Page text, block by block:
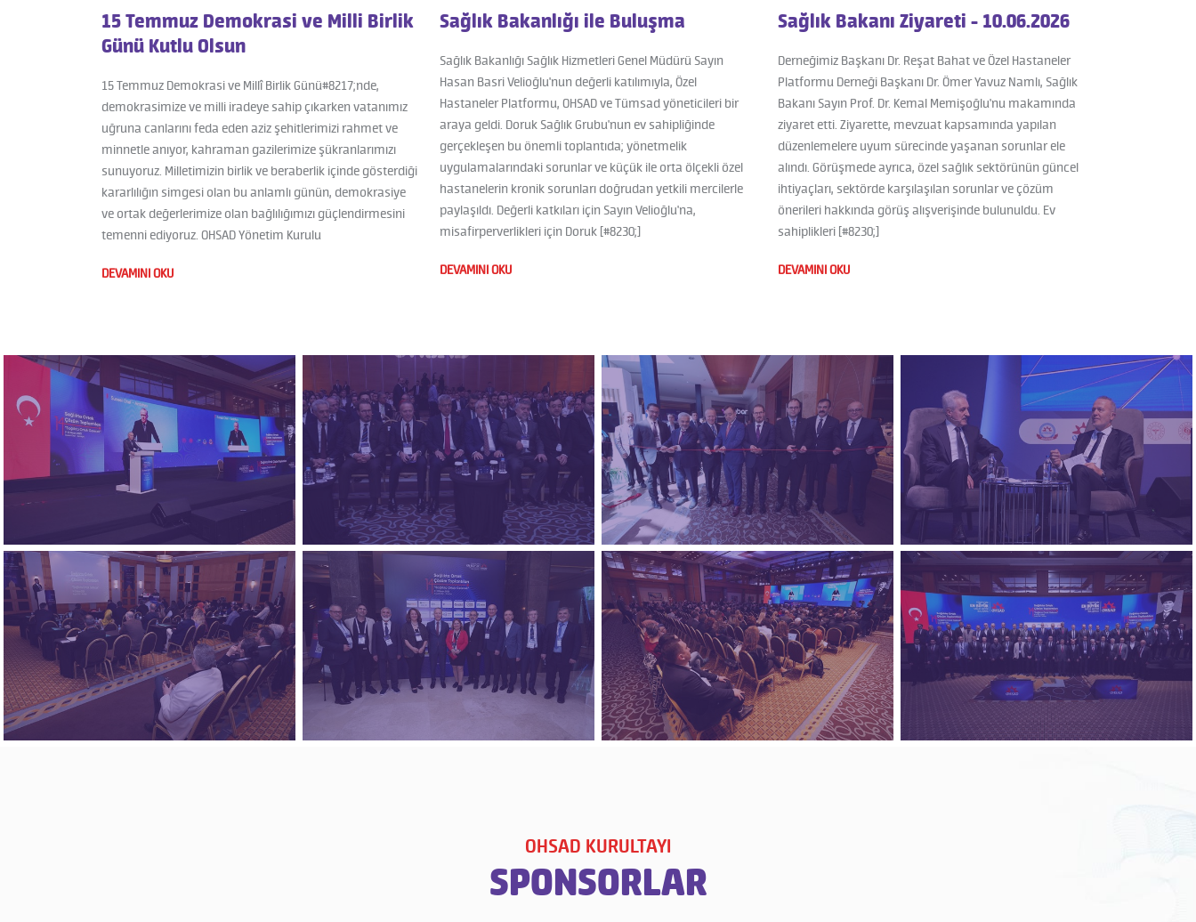
15 Temmuz Demokrasi ve Milli Birlik
Günü Kutlu Olsun
15 Temmuz Demokrasi ve Millî Birlik Günü#8217;nde,
demokrasimize ve milli iradeye sahip çıkarken vatanımız
uğruna canlarını feda eden aziz şehitlerimizi rahmet ve
minnetle anıyor, kahraman gazilerimize şükranlarımızı
sunuyoruz. Milletimizin birlik ve beraberlik içinde gösterdiği
kararlılığın simgesi olan bu anlamlı günün, demokrasiye
ve ortak değerlerimize olan bağlılığımızı güçlendirmesini
temenni ediyoruz. OHSAD Yönetim Kurulu
DEVAMINI OKU
Sağlık Bakanlığı ile Buluşma
Sağlık Bakanlığı Sağlık Hizmetleri Genel Müdürü Sayın
Hasan Basri Velioğlu'nun değerli katılımıyla, Özel
Hastaneler Platformu, OHSAD ve Tümsad yöneticileri bir
araya geldi. Doruk Sağlık Grubu'nun ev sahipliğinde
gerçekleşen bu önemli toplantıda; yönetmelik
uygulamalarındaki sorunlar ve küçük ile orta ölçekli özel
hastanelerin kronik sorunları doğrudan yetkili mercilerle
paylaşıldı. Değerli katkıları için Sayın Velioğlu'na,
misafirperverlikleri için Doruk [#8230;]
DEVAMINI OKU
Sağlık Bakanı Ziyareti - 10.06.2026
Derneğimiz Başkanı Dr. Reşat Bahat ve Özel Hastaneler
Platformu Derneği Başkanı Dr. Ömer Yavuz Namlı, Sağlık
Bakanı Sayın Prof. Dr. Kemal Memişoğlu'nu makamında
ziyaret etti. Ziyarette, mevzuat kapsamında yapılan
düzenlemelere uyum sürecinde yaşanan sorunlar ele
alındı. Görüşmede ayrıca, özel sağlık sektörünün güncel
ihtiyaçları, sektörde karşılaşılan sorunlar ve çözüm
önerileri hakkında görüş alışverişinde bulunuldu. Ev
sahiplikleri [#8230;]
DEVAMINI OKU
OHSAD KURULTAYI
SPONSORLAR